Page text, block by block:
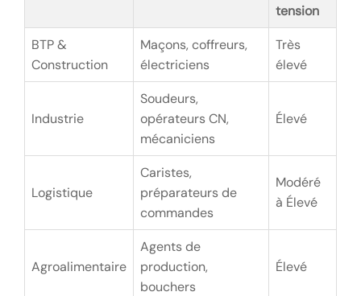
tension
BTP &
Construction
Maçons, coffreurs,
électriciens
Très
élevé
Industrie
Soudeurs,
opérateurs CN,
mécaniciens
Élevé
Logistique
Caristes,
préparateurs de
commandes
Modéré
à Élevé
Agroalimentaire
Agents de
production,
bouchers
Élevé